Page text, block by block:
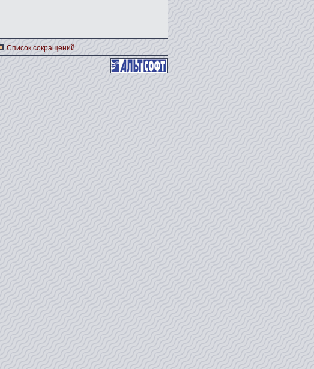
Список сокращений